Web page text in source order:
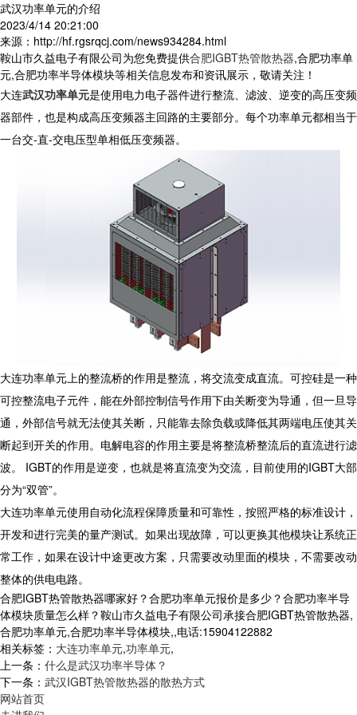
武汉功率单元的介绍
2023/4/14 20:21:00
来源：http://hf.rgsrqcj.com/news934284.html
鞍山市久益电子有限公司为您免费提供合肥IGBT热管散热器,合肥功率单
元,合肥功率半导体模块等相关信息发布和资讯展示，敬请关注！
大连武汉功率单元是使用电力电子器件进行整流、滤波、逆变的高压变频
器部件，也是构成高压变频器主回路的主要部分。每个功率单元都相当于
一台交-直-交电压型单相低压变频器。
大连功率单元上的整流桥的作用是整流，将交流变成直流。可控硅是一种
可控整流电子元件，能在外部控制信号作用下由关断变为导通，但一旦导
通，外部信号就无法使其关断，只能靠去除负载或降低其两端电压使其关
断起到开关的作用。电解电容的作用主要是将整流桥整流后的直流进行滤
波。
IGBT的作用是逆变，也就是将直流变为交流，目前使用的IGBT大部
分为“双管”。
大连功率单元使用自动化流程保障质量和可靠性，按照严格的标准设计，
开发和进行完美的量产测试。如果出现故障，可以更换其他模块让系统正
常工作，如果在设计中途更改方案，只需要改动里面的模块，不需要改动
整体的供电电路。
合肥IGBT热管散热器哪家好？合肥功率单元报价是多少？合肥功率半导
体模块质量怎么样？鞍山市久益电子有限公司承接合肥IGBT热管散热器,
合肥功率单元,合肥功率半导体模块,,电话:15904122882
相关标签： 大连功率单元,功率单元,
上一条： 什么是武汉功率半导体？
下一条： 武汉IGBT热管散热器的散热方式
网站首页